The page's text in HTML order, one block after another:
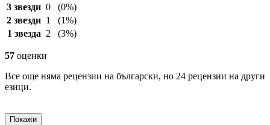
3 звезди 0
(0%)
2 звезди 1
(1%)
1 звезда 2 (3%)
57 оценки
Все още няма рецензии на български, но 24 рецензии на други
езици.
Покажи